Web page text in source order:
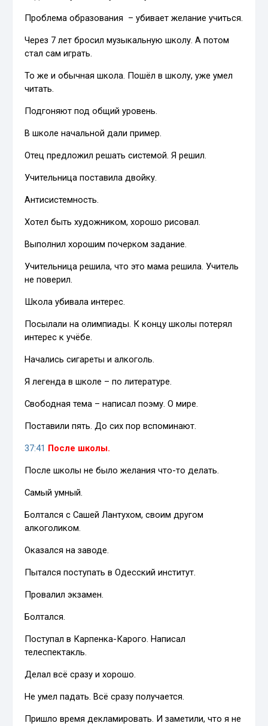
Проблема образования – убивает желание учиться.
Через 7 лет бросил музыкальную школу. А потом
стал сам играть.
То же и обычная школа. Пошёл в школу, уже умел
читать.
Подгоняют под общий уровень.
В школе начальной дали пример.
Отец предложил решать системой. Я решил.
Учительница поставила двойку.
Антисистемность.
Хотел быть художником, хорошо рисовал.
Выполнил хорошим почерком задание.
Учительница решила, что это мама решила. Учитель
не поверил.
Школа убивала интерес.
Посылали на олимпиады. К концу школы потерял
интерес к учёбе.
Начались сигареты и алкоголь.
Я легенда в школе – по литературе.
Свободная тема – написал поэму. О мире.
Поставили пять. До сих пор вспоминают.
37:41 После школы.
После школы не было желания что-то делать.
Самый умный.
Болтался с Сашей Лантухом, своим другом
алкоголиком.
Оказался на заводе.
Пытался поступать в Одесский институт.
Провалил экзамен.
Болтался.
Поступал в Карпенка-Карого. Написал
телеспектакль.
Делал всё сразу и хорошо.
Не умел падать. Всё сразу получается.
Пришло время декламировать. И заметили, что я не